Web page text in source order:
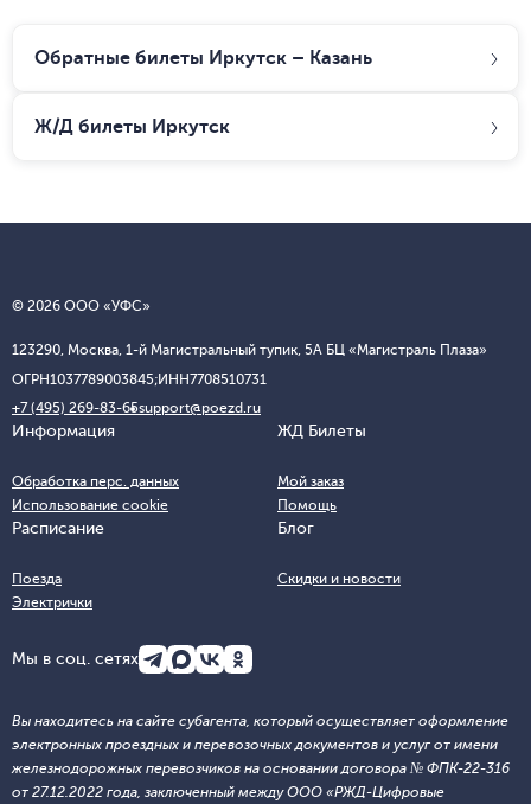
Обратные билеты Иркутск – Казань
Ж/Д билеты Иркутск
© 2026 ООО «УФС»
123290, Москва, 1-й Магистральный тупик, 5А БЦ «Магистраль Плаза»
ОГРН1037789003845;ИНН7708510731
+7 (495) 269-83-65support@poezd.ru
Информация
Обработка перс. данных
Использование cookie
ЖД Билеты
Мой заказ
Помощь
Расписание
Поезда
Электрички
Блог
Скидки и новости
Мы в соц. сетях
Вы находитесь на сайте субагента, который осуществляет оформление
электронных проездных и перевозочных документов и услуг от имени
железнодорожных перевозчиков на основании договора № ФПК-22-316
от 27.12.2022 года, заключенный между ООО «РЖД-Цифровые